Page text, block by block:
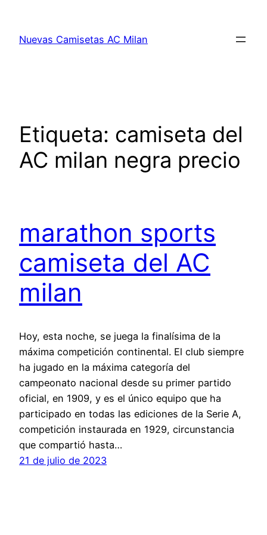
contenido
Nuevas Camisetas AC Milan
Etiqueta: camiseta del
AC milan negra precio
marathon sports
camiseta del AC
milan
Hoy, esta noche, se juega la finalísima de la
máxima competición continental. El club siempre
ha jugado en la máxima categoría del
campeonato nacional desde su primer partido
oficial, en 1909, y es el único equipo que ha
participado en todas las ediciones de la Serie A,
competición instaurada en 1929, circunstancia
que compartió hasta…
21 de julio de 2023